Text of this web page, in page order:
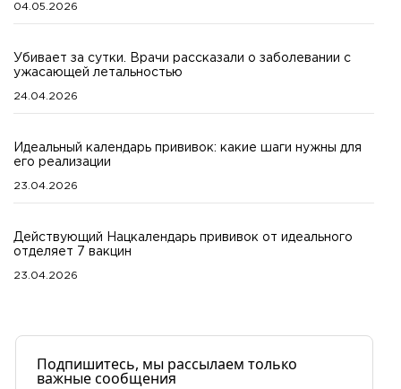
04.05.2026
Убивает за сутки. Врачи рассказали о заболевании с
ужасающей летальностью
24.04.2026
Идеальный календарь прививок: какие шаги нужны для
его реализации
23.04.2026
Действующий Нацкалендарь прививок от идеального
отделяет 7 вакцин
23.04.2026
Подпишитесь, мы рассылаем только
важные сообщения